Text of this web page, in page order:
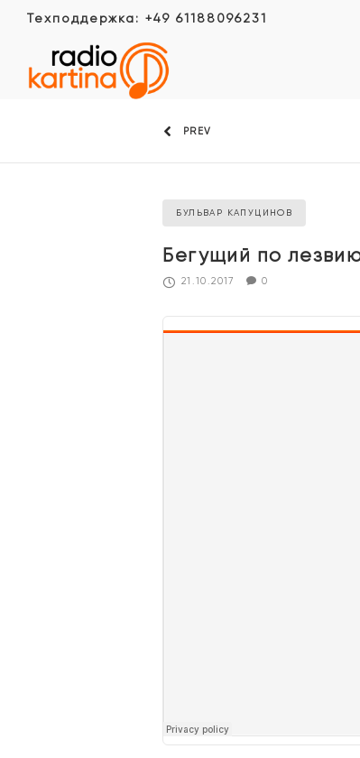
Техподдержка: +49 61188096231
PREV
БУЛЬВАР КАПУЦИНОВ
Бегущий по
21.10.2017 0